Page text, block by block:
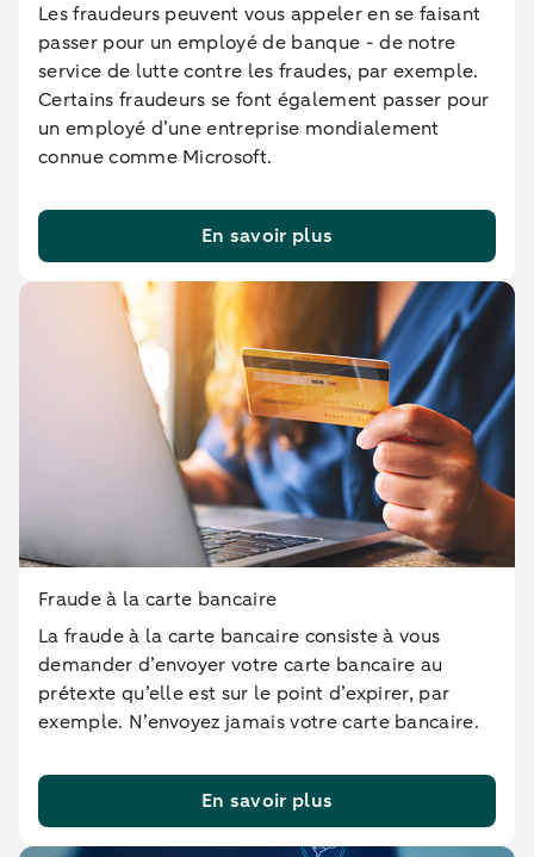
Les fraudeurs peuvent vous appeler en se faisant
passer pour un employé de banque - de notre
service de lutte contre les fraudes, par exemple.
Certains fraudeurs se font également passer pour
un employé d’une entreprise mondialement
connue comme Microsoft.
En savoir plus
Fraude à la carte bancaire
La fraude à la carte bancaire consiste à vous
demander d’envoyer votre carte bancaire au
prétexte qu’elle est sur le point d’expirer, par
exemple. N’envoyez jamais votre carte bancaire.
En savoir plus